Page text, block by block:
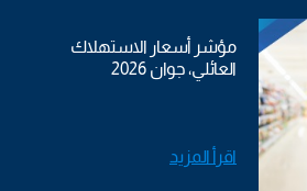
مؤشر أسعار الاستهلاك
العائلي، جوان 2026
اقرأ المزيد